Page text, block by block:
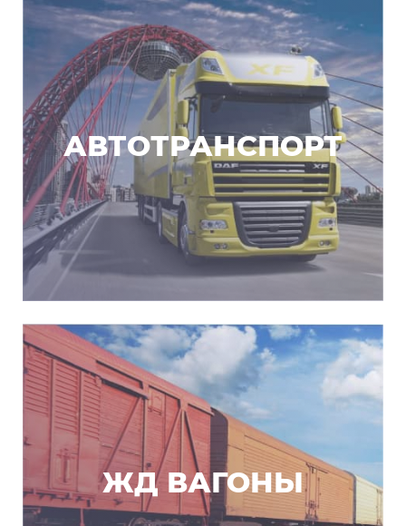
АВТОТРАНСПОРТ
ЖД ВАГОНЫ